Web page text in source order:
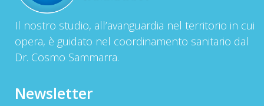
Il nostro studio, all’avanguardia nel territorio in cui
opera, è guidato nel coordinamento sanitario dal
Dr. Cosmo Sammarra.
Newsletter